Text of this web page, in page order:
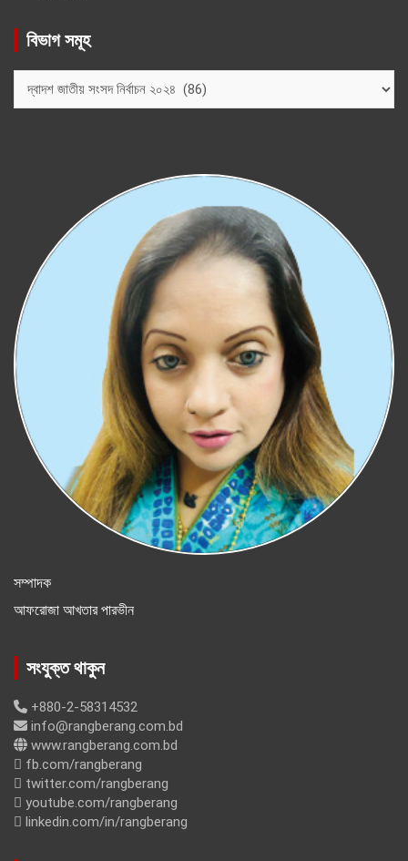
বিভাগ সমূহ
সমূহ
সম্পাদক
আফরোজা আখতার পারভীন
সংযুক্ত থাকুন
+880-2-58314532
info@rangberang.com.bd
www.rangberang.com.bd
fb.com/rangberang
twitter.com/rangberang
youtube.com/rangberang
linkedin.com/in/rangberang